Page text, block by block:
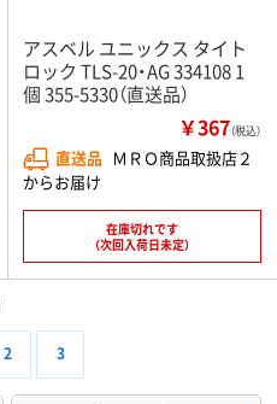
アスベル ユニックス タイト
ロック TLS-20・AG 334108 1
個 355-5330（直送品）
￥367（税込）
直送品 ＭＲＯ商品取扱店２
からお届け
在庫切れです
（次回入荷日未定）
2 3